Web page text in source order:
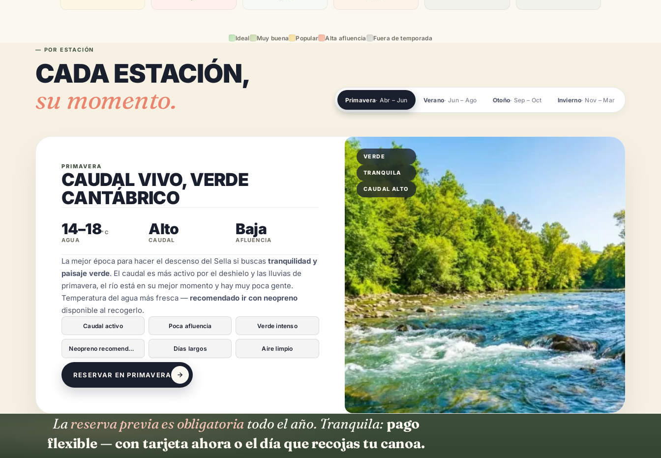
Ideal Muy buena Popular Alta afluencia Fuera de temporada
— POR ESTACIÓN
CADA ESTACIÓN,
su momento. Primavera· Abr – Jun Verano· Jun – Ago Otoño· Sep – Oct Invierno· Nov – Mar
PRIMAVERA
CAUDAL VIVO, VERDE
CANTÁBRICO
14–18°C
AGUA
Alto
CAUDAL
Baja
AFLUENCIA
La mejor época para hacer el descenso del Sella si buscas tranquilidad y
paisaje verde. El caudal es más activo por el deshielo y las lluvias de
primavera, el río está en su mejor momento y hay muy poca gente.
Temperatura del agua más fresca — recomendado ir con neopreno
disponible al recogerlo.
Caudal activo Poca afluencia Verde intenso
Neopreno recomendado Días largos Aire limpio
RESERVAR EN PRIMAVERA
VERDE
TRANQUILA
CAUDAL ALTO
Lareserva previa es obligatoria todo el año. Tranquila: pago
flexible — con tarjeta ahora o el día que recojas tu canoa.